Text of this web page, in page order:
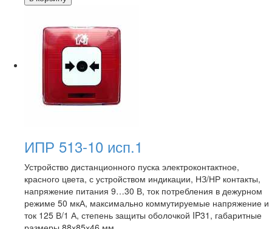
ИПР 513-10 исп.1
Устройство дистанционного пуска электроконтактное,
красного цвета, с устройством индикации, НЗ/НР контакты,
напряжение питания 9…30 В, ток потребления в дежурном
режиме 50 мкА, максимально коммутируемые напряжение и
ток 125 В/1 А, степень защиты оболочкой IP31, габаритные